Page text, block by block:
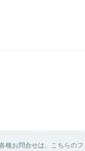
種お問合せは、こちらの